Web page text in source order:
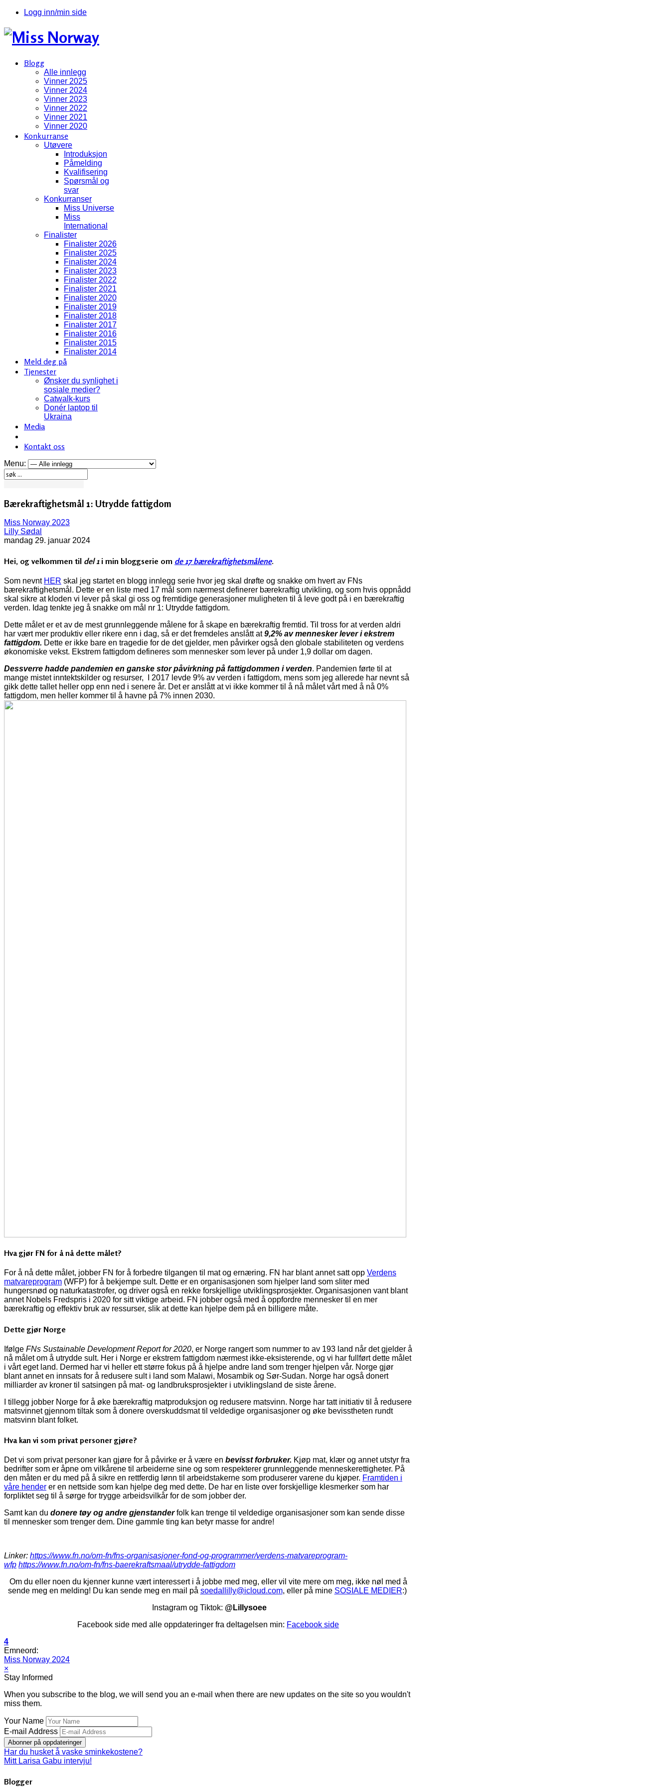
Logg inn/min side
Blogg
Alle innlegg
Vinner 2025
Vinner 2024
Vinner 2023
Vinner 2022
Vinner 2021
Vinner 2020
Konkurranse
Utøvere
Introduksjon
Påmelding
Kvalifisering
Spørsmål og
svar
Konkurranser
Miss Universe
Miss
International
Finalister
Finalister 2026
Finalister 2025
Finalister 2024
Finalister 2023
Finalister 2022
Finalister 2021
Finalister 2020
Finalister 2019
Finalister 2018
Finalister 2017
Finalister 2016
Finalister 2015
Finalister 2014
Meld deg på
Tjenester
Ønsker du synlighet i
sosiale medier?
Catwalk-kurs
Donér laptop til
Ukraina
Media
Kontakt oss
Menu:
Bærekraftighetsmål 1: Utrydde fattigdom
Miss Norway 2023
Lilly Sødal
mandag 29. januar 2024
Hei, og velkommen til del 1i min bloggserie om de 17 bærekraftighetsmålene.
Som nevnt HER skal jeg startet en blogg innlegg serie hvor jeg skal drøfte og snakke om hvert av FNs
bærekraftighetsmål. Dette er en liste med 17 mål som nærmest definerer bærekraftig utvikling, og som hvis oppnådd
skal sikre at kloden vi lever på skal gi oss og fremtidige generasjoner muligheten til å leve godt på i en bærekraftig
verden. Idag tenkte jeg å snakke om mål nr 1: Utrydde fattigdom.
Dette målet er et av de mest grunnleggende målene for å skape en bærekraftig fremtid. Til tross for at verden aldri
har vært mer produktiv eller rikere enn i dag, så er det fremdeles anslått at9,2% av mennesker lever i ekstrem
fattigdom. Dette er ikke bare en tragedie for de det gjelder, men påvirker også den globale stabiliteten og verdens
økonomiske vekst. Ekstrem fattigdom defineres som mennesker som lever på under 1,9 dollar om dagen.
Dessverre hadde pandemien en ganske stor påvirkning på fattigdommen i verden. Pandemien førte til at
mange mistet inntektskilder og resurser, I 2017 levde 9% av verden i fattigdom, mens som jeg allerede har nevnt så
gikk dette tallet heller opp enn ned i senere år. Det er anslått at vi ikke kommer til å nå målet vårt med å nå 0%
fattigdom, men heller kommer til å havne på 7% innen 2030.
Hva gjør FN for å nå dette målet?
For å nå dette målet, jobber FN for å forbedre tilgangen til mat og ernæring. FN har blant annet satt opp Verdens
matvareprogram (WFP) for å bekjempe sult. Dette er en organisasjonen som hjelper land som sliter med
hungersnød og naturkatastrofer, og driver også en rekke forskjellige utviklingsprosjekter. Organisasjonen vant blant
annet Nobels Fredspris i 2020 for sitt viktige arbeid. FN jobber også med å oppfordre mennesker til en mer
bærekraftig og effektiv bruk av ressurser, slik at dette kan hjelpe dem på en billigere måte.
Dette gjør Norge
Ifølge FNs Sustainable Development Report for 2020, er Norge rangert som nummer to av 193 land når det gjelder å
nå målet om å utrydde sult. Her i Norge er ekstrem fattigdom nærmest ikke-eksisterende, og vi har fullført dette målet
i vårt eget land. Dermed har vi heller ett større fokus på å hjelpe andre land som trenger hjelpen vår. Norge gjør
blant annet en innsats for å redusere sult i land som Malawi, Mosambik og Sør-Sudan. Norge har også donert
milliarder av kroner til satsingen på mat- og landbruksprosjekter i utviklingsland de siste årene.
I tillegg jobber Norge for å øke bærekraftig matproduksjon og redusere matsvinn. Norge har tatt initiativ til å redusere
matsvinnet gjennom tiltak som å donere overskuddsmat til veldedige organisasjoner og øke bevisstheten rundt
matsvinn blant folket.
Hva kan vi som privat personer gjøre?
Det vi som privat personer kan gjøre for å påvirke er å være en bevisst forbruker. Kjøp mat, klær og annet utstyr fra
bedrifter som er åpne om vilkårene til arbeiderne sine og som respekterer grunnleggende menneskerettigheter. På
den måten er du med på å sikre en rettferdig lønn til arbeidstakerne som produserer varene du kjøper. Framtiden i
våre hender er en nettside som kan hjelpe deg med dette. De har en liste over forskjellige klesmerker som har
forpliktet seg til å sørge for trygge arbeidsvilkår for de som jobber der.
Samt kan du donere tøy og andre gjenstanderfolk kan trenge til veldedige organisasjoner som kan sende disse
til mennesker som trenger dem. Dine gammle ting kan betyr masse for andre!
Linker: https://www.fn.no/om-fn/fns-organisasjoner-fond-og-programmer/verdens-matvareprogram-
wfp https://www.fn.no/om-fn/fns-baerekraftsmaal/utrydde-fattigdom
Om du eller noen du kjenner kunne vært interessert i å jobbe med meg, eller vil vite mere om meg, ikke nøl med å
sende meg en melding! Du kan sende meg en mail på soedallilly@icloud.com, eller på mine SOSIALE MEDIER:)
Instagram og Tiktok: @Lillysoee
Facebook side med alle oppdateringer fra deltagelsen min: Facebook side
4
Emneord:
Miss Norway 2024
×
Stay Informed
When you subscribe to the blog, we will send you an e-mail when there are new updates on the site so you wouldn't
miss them.
Your Name
E-mail Address
Abonner på oppdateringer
Har du husket å vaske sminkekostene?
Mitt Larisa Gabu intervju!
Blogger